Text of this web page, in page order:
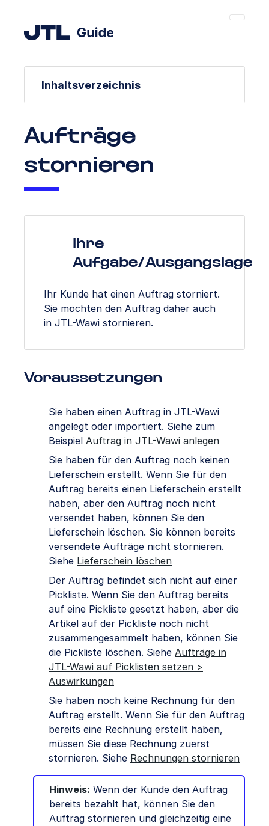
Inhaltsverzeichnis
Aufträge
stornieren
Ihre
Aufgabe/Ausgangslage
Ihr Kunde hat einen Auftrag storniert.
Sie möchten den Auftrag daher auch
in JTL-Wawi stornieren.
Voraussetzungen
Sie haben einen Auftrag in JTL-Wawi
angelegt oder importiert. Siehe zum
Beispiel Auftrag in JTL-Wawi anlegen
Sie haben für den Auftrag noch keinen
Lieferschein erstellt. Wenn Sie für den
Auftrag bereits einen Lieferschein erstellt
haben, aber den Auftrag noch nicht
versendet haben, können Sie den
Lieferschein löschen. Sie können bereits
versendete Aufträge nicht stornieren.
Siehe Lieferschein löschen
Der Auftrag befindet sich nicht auf einer
Pickliste. Wenn Sie den Auftrag bereits
auf eine Pickliste gesetzt haben, aber die
Artikel auf der Pickliste noch nicht
zusammengesammelt haben, können Sie
die Pickliste löschen. Siehe Aufträge in
JTL-Wawi auf Picklisten setzen >
Auswirkungen
Sie haben noch keine Rechnung für den
Auftrag erstellt. Wenn Sie für den Auftrag
bereits eine Rechnung erstellt haben,
müssen Sie diese Rechnung zuerst
stornieren. Siehe Rechnungen stornieren
Hinweis: Wenn der Kunde den Auftrag
bereits bezahlt hat, können Sie den
Auftrag stornieren und gleichzeitig eine